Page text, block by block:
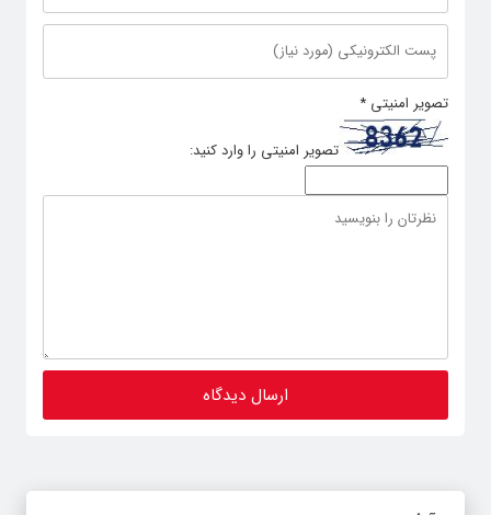
تصویر امنیتی *
تصویر امنیتی را وارد کنید: